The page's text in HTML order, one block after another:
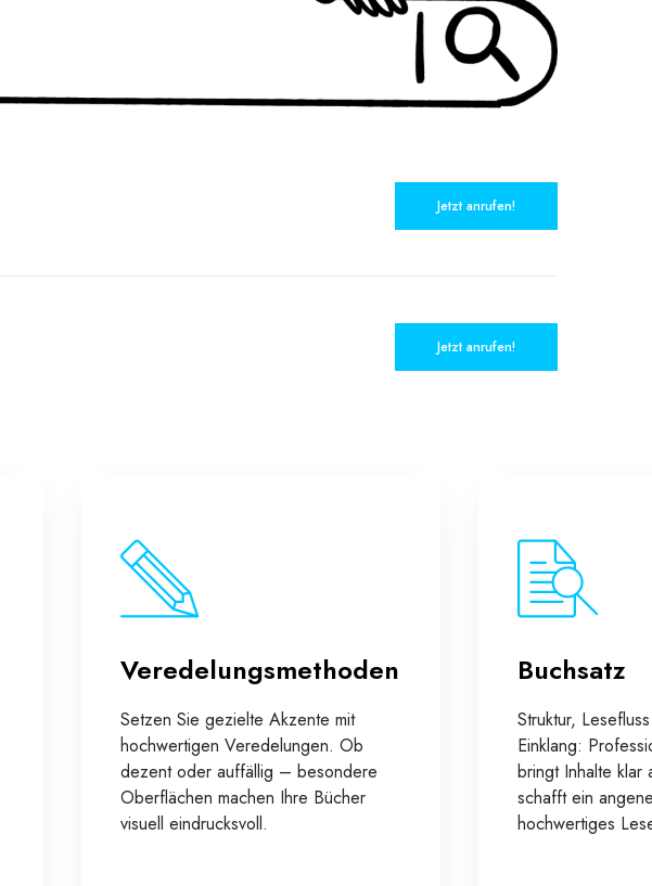
Jetzt anrufen!
Jetzt anrufen!
Veredelungsmethoden
Setzen Sie gezielte Akzente mit
hochwertigen Veredelungen. Ob
dezent oder auffällig – besondere
Oberflächen machen Ihre Bücher
visuell eindrucksvoll.
Buchsatz
Struktur,
Einklang:
bringt Inhalte klar
schafft ein
hochwertiges